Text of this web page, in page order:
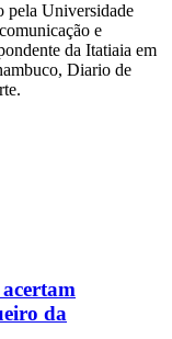
pela Universidade
e
da Itatiaia em
Diario de
da